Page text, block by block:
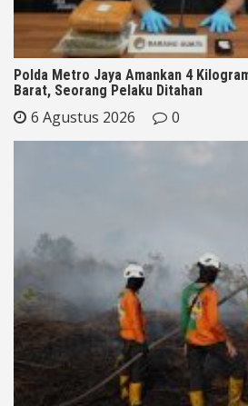
Polda Metro Jaya Amankan 4
Barat, Seorang Pelaku Ditahan
6 Agustus 2026 0